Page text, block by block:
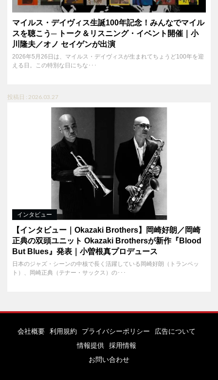
マイルス・デイヴィス生誕100年記念！みんなでマイル
スを聴こう─ トーク＆リスニング・イベント開催｜小
川隆夫／オノ セイゲンが出演
2026年5月26日は、マイルス・デイヴィスが生まれてちょうど100年を迎
える日。この特別な日にちな･･･
投稿日 : 2026.03.27
インタビュー
【インタビュー｜Okazaki Brothers】岡崎好朗／岡崎
正典の双頭ユニット Okazaki Brothersが新作『Blood
But Blues』発表｜小曽根真プロデュース
日本のジャズ・シーンの中核で長く活躍している岡崎好朗（トランペッ
ト）、岡崎正典（テナー・サックス）の･･･
会社概要 利用規約 プライバシーポリシー
広告について
情報提供
採用情報
お問い合わせ